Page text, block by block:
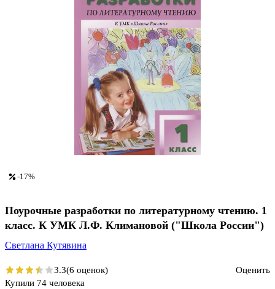
-17%
Поурочные разработки по литературному чтению. 1
класс. К УМК Л.Ф. Климановой ("Школа России")
Светлана Кутявина
3.3(6 оценок)
Оценить
Купили 74 человека